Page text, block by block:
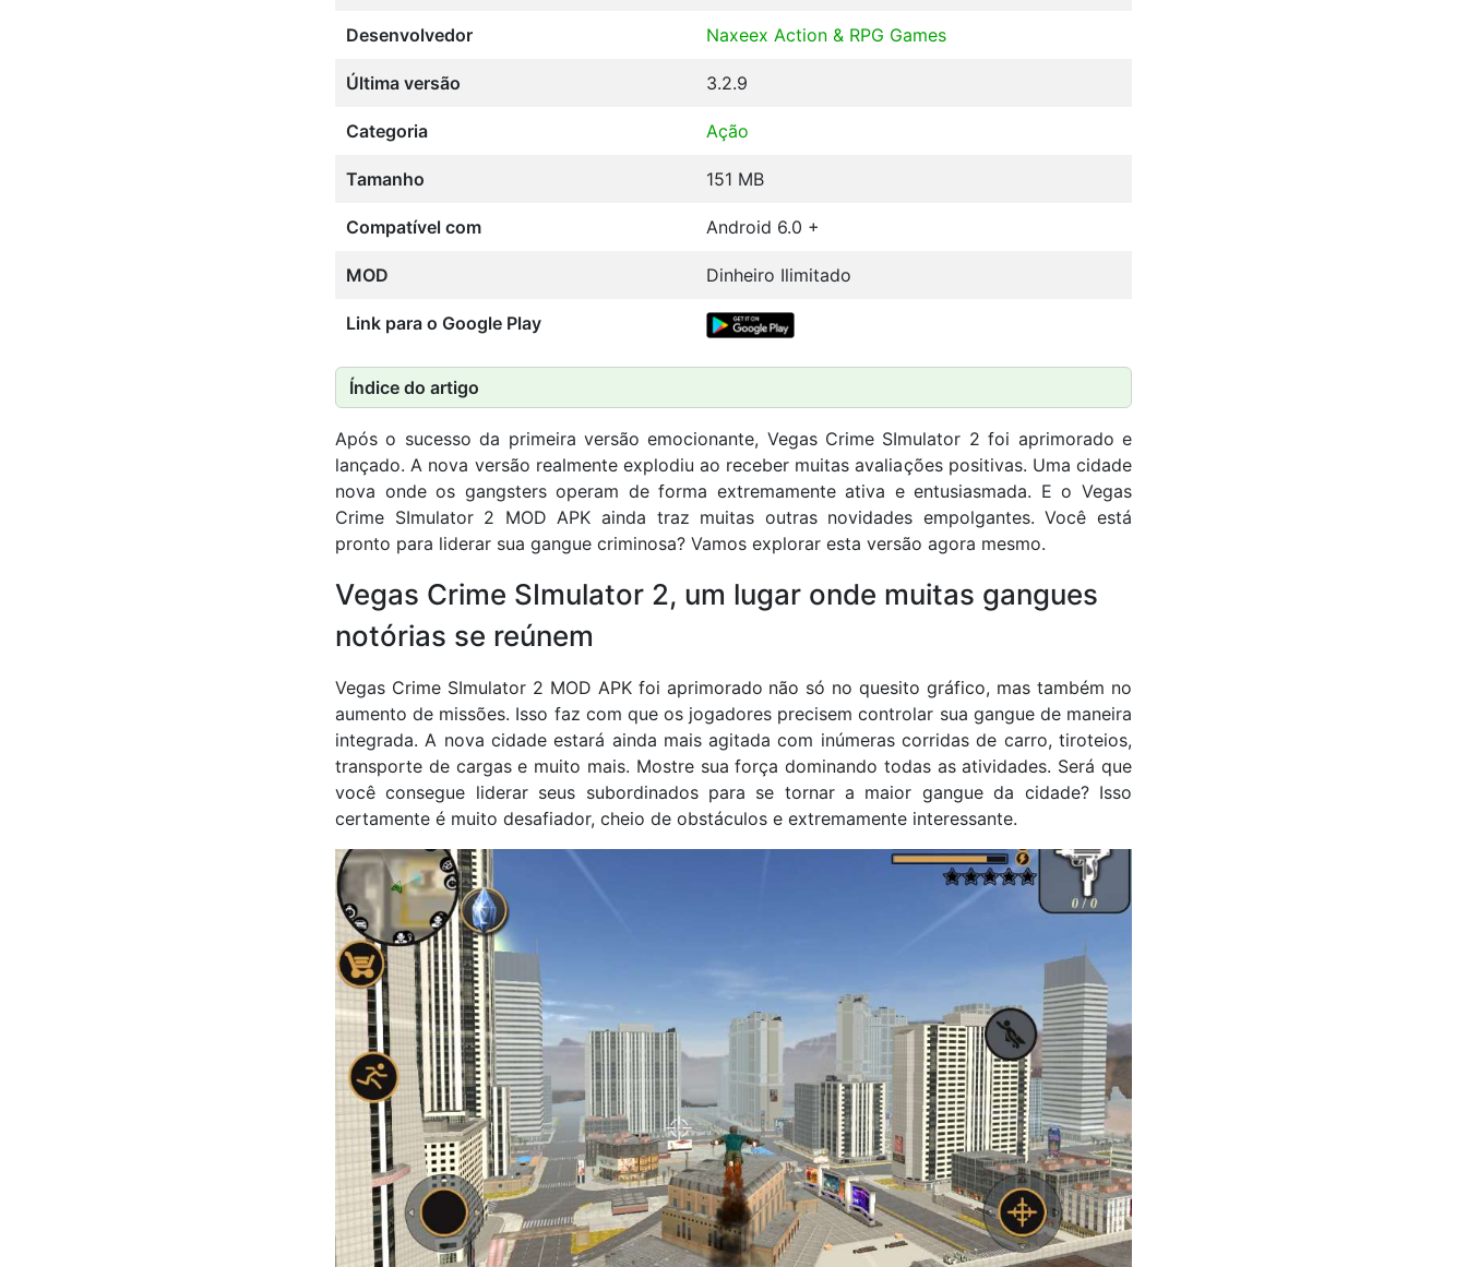
Desenvolvedor Naxeex Action & RPG Games
Última versão 3.2.9
Categoria Ação
Tamanho 151 MB
Compatível com Android 6.0 +
MOD Dinheiro Ilimitado
Link para o Google Play
Índice do artigo
Após o sucesso da primeira versão emocionante, Vegas Crime SImulator 2 foi aprimorado e
lançado. A nova versão realmente explodiu ao receber muitas avaliações positivas. Uma cidade
nova onde os gangsters operam de forma extremamente ativa e entusiasmada. E o Vegas
Crime SImulator 2 MOD APK ainda traz muitas outras novidades empolgantes. Você está
pronto para liderar sua gangue criminosa? Vamos explorar esta versão agora mesmo.
Vegas Crime SImulator 2, um lugar onde muitas gangues
notórias se reúnem
Vegas Crime SImulator 2 MOD APK foi aprimorado não só no quesito gráfico, mas também no
aumento de missões. Isso faz com que os jogadores precisem controlar sua gangue de maneira
integrada. A nova cidade estará ainda mais agitada com inúmeras corridas de carro, tiroteios,
transporte de cargas e muito mais. Mostre sua força dominando todas as atividades. Será que
você consegue liderar seus subordinados para se tornar a maior gangue da cidade? Isso
certamente é muito desafiador, cheio de obstáculos e extremamente interessante.